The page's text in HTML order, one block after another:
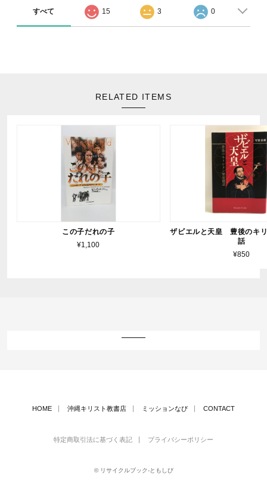
すべて 15 3 0
RELATED ITEMS
この子だれの子
¥1,100
ザビエルと天皇 豊後のキ
話
¥850
HOME 沖縄キリスト教書店 ミッションなび CONTACT
特定商取引法に基づく表記 プライバシーポリシー
© リサイクルブック-ともしび